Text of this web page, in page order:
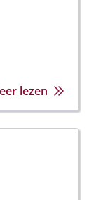
lezen